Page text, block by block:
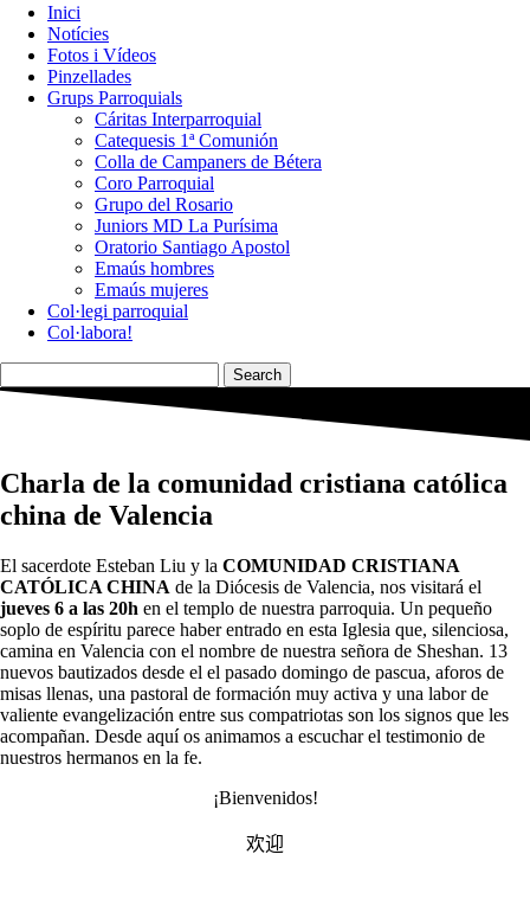
Inici
Notícies
Fotos i Vídeos
Pinzellades
Grups Parroquials
Cáritas Interparroquial
Catequesis 1ª Comunión
Colla de Campaners de Bétera
Coro Parroquial
Grupo del Rosario
Juniors MD La Purísima
Oratorio Santiago Apostol
Emaús hombres
Emaús mujeres
Col·legi parroquial
Col·labora!
Search
Charla de la comunidad cristiana católica
china de Valencia
El sacerdote Esteban Liu y la COMUNIDAD CRISTIANA
CATÓLICA CHINA de la Diócesis de Valencia, nos visitará el
jueves 6 a las 20h en el templo de nuestra parroquia. Un pequeño
soplo de espíritu parece haber entrado en esta Iglesia que, silenciosa,
camina en Valencia con el nombre de nuestra señora de Sheshan. 13
nuevos bautizados desde el el pasado domingo de pascua, aforos de
misas llenas, una pastoral de formación muy activa y una labor de
valiente evangelización entre sus compatriotas son los signos que les
acompañan. Desde aquí os animamos a escuchar el testimonio de
nuestros hermanos en la fe.
¡Bienvenidos!
欢迎